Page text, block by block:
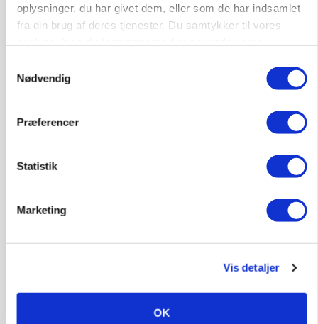
oplysninger, du har givet dem, eller som de har indsamlet
fra din brug af deres tjenester. Du samtykker til vores
Nødvendig
Præferencer
Statistik
Marketing
Vis detaljer
OK
protestgruppe vil demonstrere mod ny
kan den ændre din bedrift fra 2027